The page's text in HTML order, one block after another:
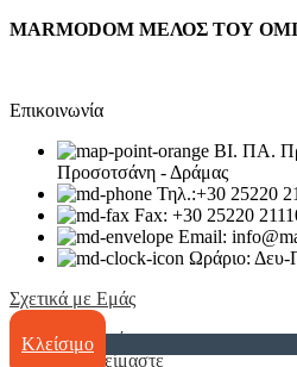
MARMODOM ΜΕΛΟΣ ΤΟΥ
Επικοινωνία
ΒΙ. ΠΑ.
Προσοτσάνη - Δράμας
Τηλ.:+30 25220
Fax: +30 25220
Email:
Ωράριο:
Σχετικά με Εμάς
Η Εταιρία
Ποιοί είμαστε
Κλείσιμο